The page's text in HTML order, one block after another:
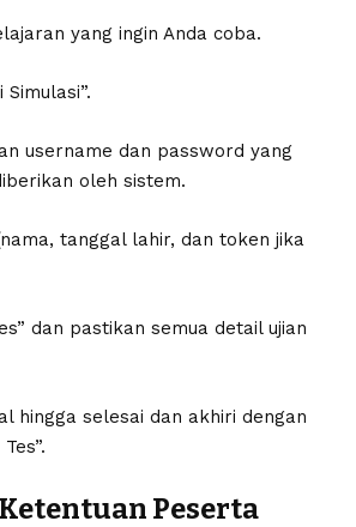
yang ingin Anda coba.
username dan password yang
oleh sistem.
tanggal lahir, dan token jika
dan pastikan semua detail ujian
hingga selesai dan akhiri dengan
Peserta